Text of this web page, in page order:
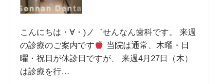
こんにちは・∀・)ノ゛せんなん歯科です。 来週
の診療のご案内です
当院は通常、木曜・日
曜・祝日が休診日ですが、 来週4月27日（木）
は診療を行…